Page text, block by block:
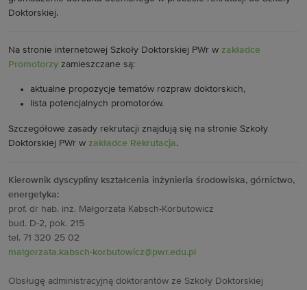
Doktorskiej.
Na stronie internetowej Szkoły Doktorskiej PWr w zakładce
Promotorzy zamieszczane są:
aktualne propozycje tematów rozpraw doktorskich,
lista potencjalnych promotorów.
Szczegółowe zasady rekrutacji znajdują się na stronie Szkoły
Doktorskiej PWr w zakładce Rekrutacja.
Kierownik dyscypliny kształcenia inżynieria środowiska, górnictwo,
energetyka:
prof. dr hab. inż. Małgorzata Kabsch-Korbutowicz
bud. D-2, pok. 215
tel. 71 320 25 02
malgorzata.kabsch-korbutowicz@pwr.edu.pl
Obsługę administracyjną doktorantów ze Szkoły Doktorskiej